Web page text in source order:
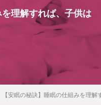
を理解すれば、子供は
【安眠の秘訣】睡眠の仕組みを理